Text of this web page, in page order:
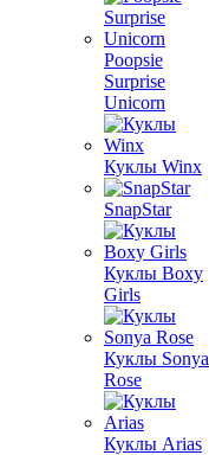
Poopsie
Surprise
Unicorn
Куклы Winx
SnapStar
Куклы Boxy
Girls
Куклы Sonya
Rose
Куклы Arias